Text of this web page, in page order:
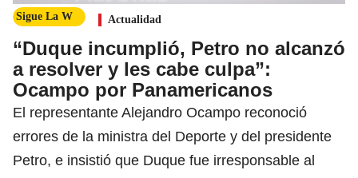
Sigue La W Actualidad
“Duque incumplió, Petro no alcanzó
a resolver y les cabe culpa”:
Ocampo por Panamericanos
El representante Alejandro Ocampo reconoció
errores de la ministra del Deporte y del presidente
Petro, e insistió que Duque fue irresponsable al